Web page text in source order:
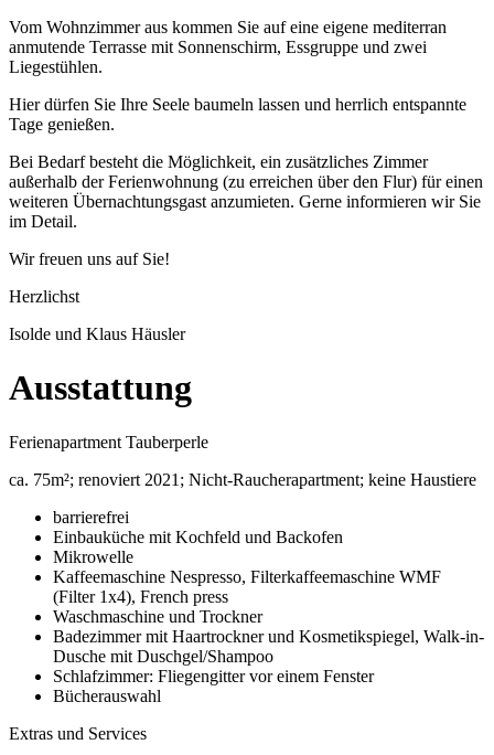
Vom Wohnzimmer aus kommen Sie auf eine eigene mediterran
anmutende Terrasse mit Sonnenschirm, Essgruppe und zwei
Liegestühlen.
Hier dürfen Sie Ihre Seele baumeln lassen und herrlich entspannte
Tage genießen.
Bei Bedarf besteht die Möglichkeit, ein zusätzliches Zimmer
außerhalb der Ferienwohnung (zu erreichen über den Flur) für einen
weiteren Übernachtungsgast anzumieten. Gerne informieren wir Sie
im Detail.
Wir freuen uns auf Sie!
Herzlichst
Isolde und Klaus Häusler
Ausstattung
Ferienapartment Tauberperle
ca. 75m²; renoviert 2021; Nicht-Raucherapartment; keine Haustiere
barrierefrei
Einbauküche mit Kochfeld und Backofen
Mikrowelle
Kaffeemaschine Nespresso, Filterkaffeemaschine WMF
(Filter 1x4), French press
Waschmaschine und Trockner
Badezimmer mit Haartrockner und Kosmetikspiegel, Walk-in-
Dusche mit Duschgel/Shampoo
Schlafzimmer: Fliegengitter vor einem Fenster
Bücherauswahl
Extras und Services